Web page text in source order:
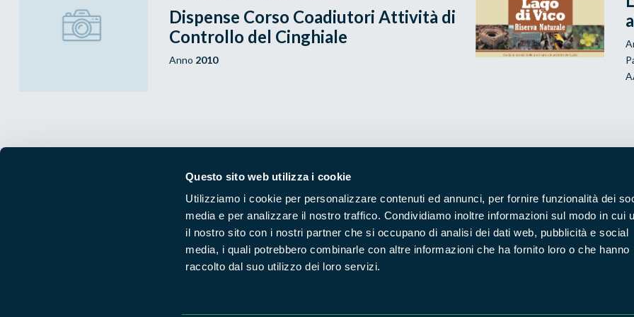
Questo sito web utilizza i cookie
Utilizziamo i cookie per personalizzare contenuti ed annunci, per fornire funzionalità dei
media e per analizzare il nostro traffico. Condividiamo inoltre informazioni sul modo in cui
il nostro sito con i nostri partner che si occupano di analisi dei dati web, pubblicità e social
media, i quali potrebbero combinarle con altre informazioni che ha fornito loro o che hanno
raccolto dal suo utilizzo dei loro servizi.
Dispense Corso Coadiutori Attività di
Controllo del Cinghiale
Anno 2010
Naviga nel sito
Aree Protette
Enti di gestione